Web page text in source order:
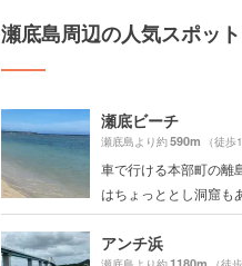
瀬底島周辺の人気スポット
瀬底ビーチ
瀬底島より約590m （徒歩
車で行ける本部町の離
はちょっととし洞窟も
アンチ浜